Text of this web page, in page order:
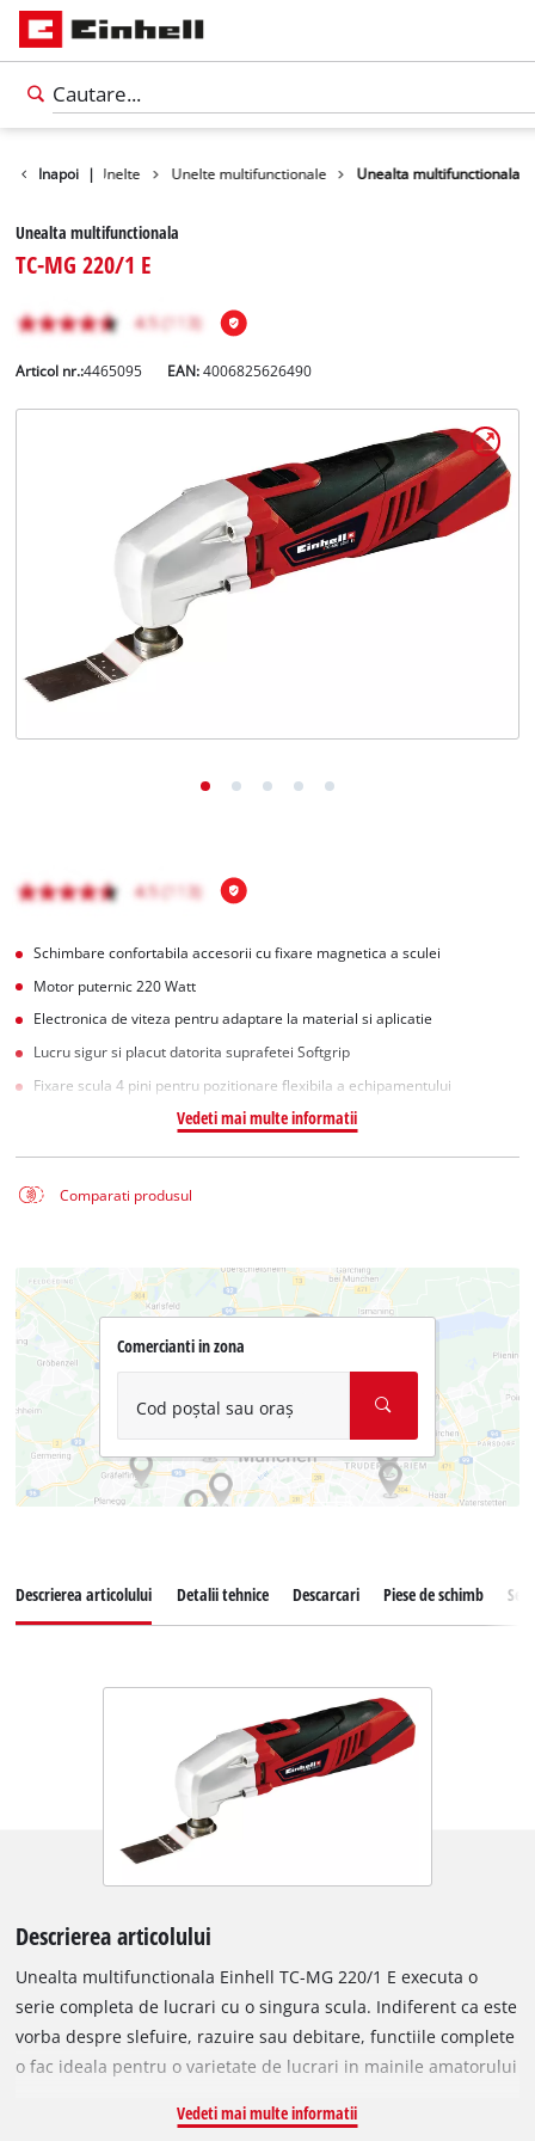
Inapoi |
Produse Unelte Unelte multifunctionale Unealta multifunctionala
Unealta multifunctionala
TC-MG 220/1 E
Articol nr.:4465095 EAN:4006825626490
Schimbare confortabila accesorii cu fixare magnetica a sculei
Motor puternic 220 Watt
Electronica de viteza pentru adaptare la material si aplicatie
Lucru sigur si placut datorita suprafetei Softgrip
Fixare scula 4 pini pentru pozitionare flexibila a echipamentului
Vedeti mai multe informatii
Comparati produsul
Comercianti in zona
Cod poștal sau oraș
Descrierea articolului Detalii tehnice Descarcari Piese de schimb
Descrierea articolului
Unealta multifunctionala Einhell TC-MG 220/1 E executa o
serie completa de lucrari cu o singura scula. Indiferent ca este
vorba despre slefuire, razuire sau debitare, functiile complete
o fac ideala pentru o varietate de lucrari in mainile amatorului
usor cu ajutorul dispozitivului magnetic de fixare a sculei, cu
Vedeti mai multe informatii